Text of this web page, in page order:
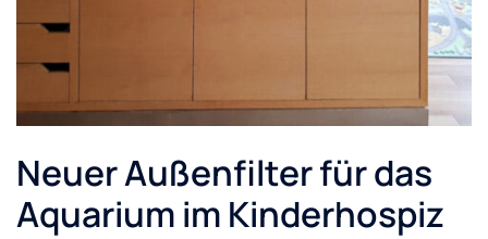
Neuer Außenfilter für das
Aquarium im Kinderhospiz